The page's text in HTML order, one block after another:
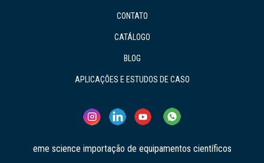
CONTATO
CATÁLOGO
BLOG
APLICAÇÕES E ESTUDOS DE CASO
eme science importação de equipamentos científicos